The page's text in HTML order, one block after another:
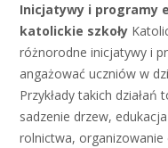
Inicjatywy i programy
katolickie szkoły
różnorodne inicjatywy i
angażować uczniów w
Przykłady takich
sadzenie drzew,
rolnictwa,